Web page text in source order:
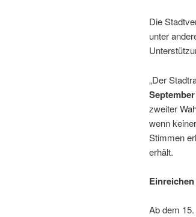
Die
unter
„Der
zweiter
wenn
Stimmen
erhält.
Ab dem